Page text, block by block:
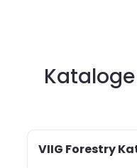
VIIG Forestry